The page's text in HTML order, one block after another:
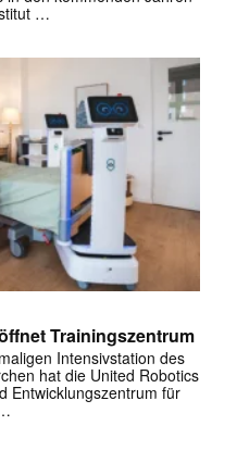
…
Trainingszentrum
Intensivstation des
hat die United Robotics
Entwicklungszentrum für